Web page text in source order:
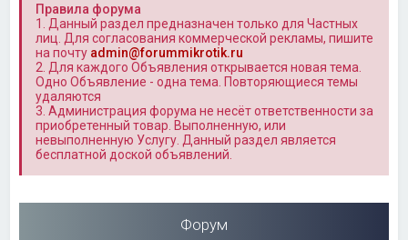
Правила форума
1. Данный раздел предназначен только для Частных
лиц. Для согласования коммерческой рекламы, пишите
на почту admin@forummikrotik.ru
2. Для каждого Объявления открывается новая тема.
Одно Объявление - одна тема. Повторяющиеся темы
удаляются
3. Администрация форума не несёт ответственности за
приобретенный товар. Выполненную, или
невыполненную Услугу. Данный раздел является
бесплатной доской объявлений.
Форум